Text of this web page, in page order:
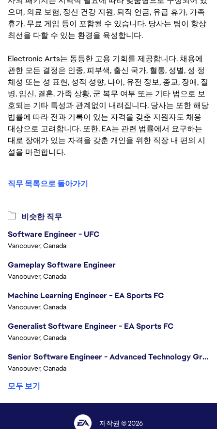
으며, 의료 보험, 정신 건강 지원, 퇴직 연금, 유급 휴가, 가족
휴가, 무료 게임 등이 포함될 수 있습니다. 당사는 팀이 항상
최선을 다할 수 있는 환경을 육성합니다.
Electronic Arts는 동등한 고용 기회를 제공합니다. 채용에
관한 모든 결정은 인종, 피부색, 출신 국가, 혈통, 성별, 성 정
체성 또는 성 표현, 성적 성향, 나이, 유전 정보, 종교, 장애, 질
병, 임신, 결혼, 가족 상황, 군 복무 여부 또는 기타 법으로 보
호되는 기타 특성과 관계없이 내려집니다. 당사는 또한 해당
법률에 따라 전과 기록이 있는 자격을 갖춘 지원자도 채용
대상으로 고려합니다. 또한, EA는 관련 법률에서 요구하는
대로 장애가 있는 자격을 갖춘 개인을 위한 직장 내 편의 시
설을 마련합니다.
직무 목록으로 돌아가기
비슷한 직무
Software Engineer - UFC
Vancouver, Canada
Gameplay Software Engineer
Vancouver, Canada
Machine Learning Engineer - EA Sports FC
Vancouver, Canada
Generalist Software Engineer - EA Sports FC
Vancouver, Canada
Senior Software Engineer - Advanced Technology Group
Vancouver, Canada
모두 보기
저작권 © 2026